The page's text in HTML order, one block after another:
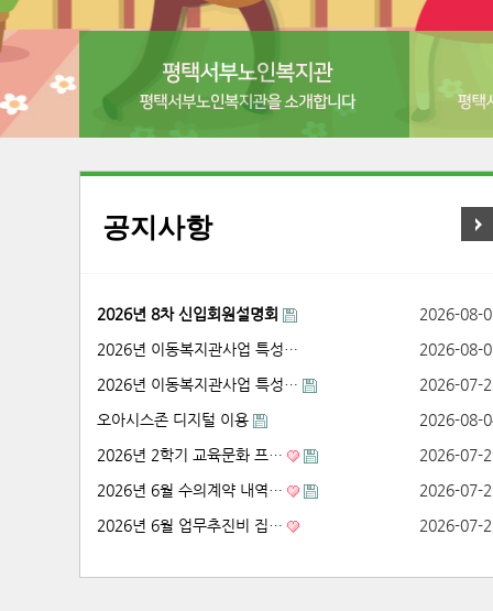
공지사항
2026년 8차 신입회원설명회
2026-08-
2026년 이동복지관사업 특성…
2026-08-
2026년 이동복지관사업 특성…
2026-07-
오아시스존 디지털 이용
2026-08-
2026년 2학기 교육문화 프…
2026-07-
2026년 6월 수의계약 내역…
2026-07-
2026년 6월 업무추진비 집…
2026-07-